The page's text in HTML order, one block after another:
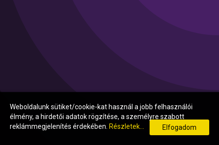
Weboldalunk sütiket/cookie-kat használ a jobb felhasználói
élmény, a hirdetői adatok rögzítése, a személyre szabott
reklámmegjelenítés érdekében. Részletek... Elfogadom